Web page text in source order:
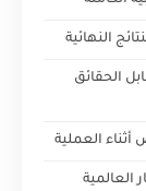
النهائية
الحقائق
العملية
العالمية